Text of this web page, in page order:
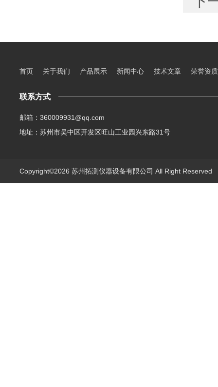
首页 关于我们 产品展示 新闻中心 技术文章 荣誉资质
联系方式
邮箱：360009931@qq.com
地址：苏州市吴中区开发区旺山工业园兴东路31号
Copyright©2026 苏州拓测仪器设备有限公司 All Right